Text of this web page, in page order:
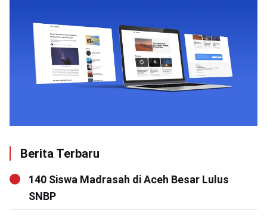
Berita Terbaru
140 Siswa Madrasah di Aceh Besar Lulus
SNBP